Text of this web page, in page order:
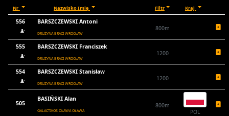
Nr Nazwisko Imię Filtr Kraj
556 BARSZCZEWSKI Antoni
DRUŻYNA BRACI WROCŁAW
800m
555 BARSZCZEWSKI Franciszek
DRUŻYNA BRACI WROCŁAW
1200
554 BARSZCZEWSKI Stanisław
DRUŻYNA BRACI WROCŁAW
1200
505
BASIŃSKI Alan
GALACTIKOS OŁAWA OŁAWA
800m
POL